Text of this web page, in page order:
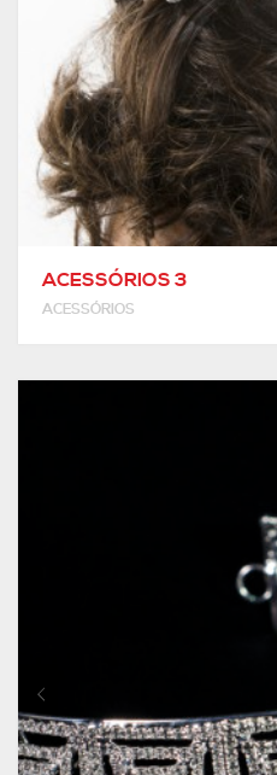
ACESSÓRIOS 3
ACESSÓRIOS